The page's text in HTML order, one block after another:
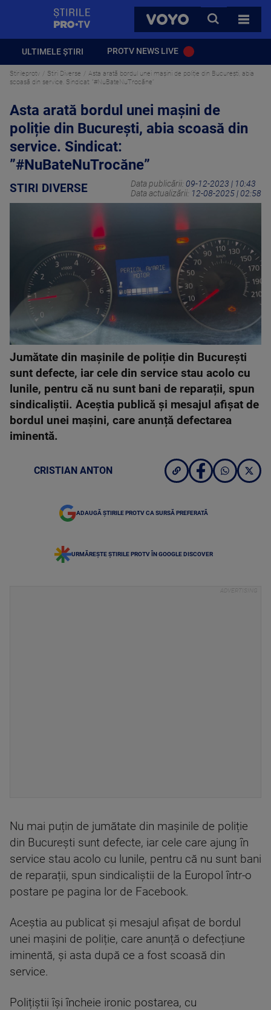
VOYO
CAUTA
TOATE
ULTIMELE ȘTIRI PROTV NEWS LIVE
Stirileprotv Stiri Diverse
Asta arată bordul unei mașini de poliție din București, abia
scoasă din service. Sindicat: ”#NuBateNuTrocăne”
Asta arată bordul unei mașini de
poliție din București, abia scoasă din
service. Sindicat:
”#NuBateNuTrocăne”
STIRI DIVERSE Data publicării: 09-12-2023 | 10:43
Data actualizării: 12-08-2025 | 02:58
Jumătate din mașinile de poliție din București
sunt defecte, iar cele din service stau acolo cu
lunile, pentru că nu sunt bani de reparații, spun
sindicaliștii. Aceștia publică și mesajul afișat de
bordul unei mașini, care anunță defectarea
iminentă.
CRISTIAN ANTON
ADAUGĂ ȘTIRILE PROTV CA SURSĂ PREFERATĂ
URMĂREȘTE ȘTIRILE PROTV ÎN GOOGLE DISCOVER
Nu mai puțin de jumătate din mașinile de poliție
din București sunt defecte, iar cele care ajung în
service stau acolo cu lunile, pentru că nu sunt bani
de reparații, spun sindicaliștii de la Europol într-o
postare pe pagina lor de Facebook.
Aceștia au publicat și mesajul afișat de bordul
unei mașini de poliție, care anunță o defecțiune
iminentă, și asta după ce a fost scoasă din
service.
Polițiștii își încheie ironic postarea, cu